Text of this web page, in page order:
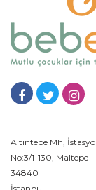
Altıntepe Mh,
No:3/1-130, Maltepe
34840